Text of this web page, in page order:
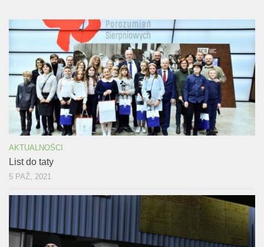
AKTUALNOŚCI
List do taty
5 PAŹ, 2021